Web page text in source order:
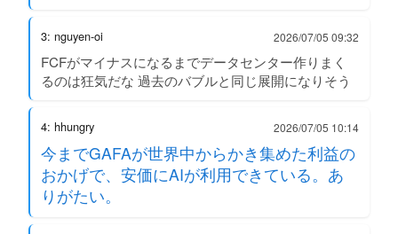
3: nguyen-oi 2026/07/05 09:32
FCFがマイナスになるまでデータセンター作りまく
るのは狂気だな 過去のバブルと同じ展開になりそう
4: hhungry 2026/07/05 10:14
今までGAFAが世界中からかき集めた利益の
おかげで、安価にAIが利用できている。あ
りがたい。